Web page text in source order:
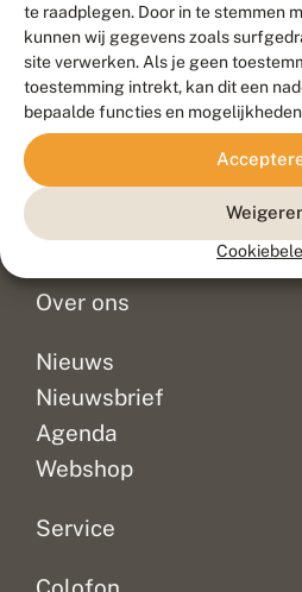
te raadplegen. Door in te stemmen
kunnen wij gegevens zoals
site verwerken. Als je geen
toestemming intrekt, kan dit een
bepaalde functies en
Contact
Veelgestelde vragen
Doneer
Over ons
Nieuws
Nieuwsbrief
Agenda
Webshop
Service
Meld waarnemingen
© 2026
Duurzaam ontwikkeld door
Blue Field
Privacy
Sitemap